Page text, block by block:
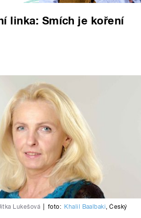
linka: Smích je koření
Lukešová foto: Khalil Baalbaki,Český